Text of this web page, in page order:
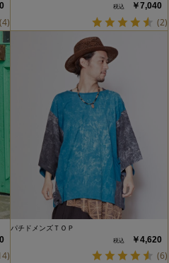
(4)
￥7,040
(2)
パチドメンズＴＯＰ
￥4,620
(6)